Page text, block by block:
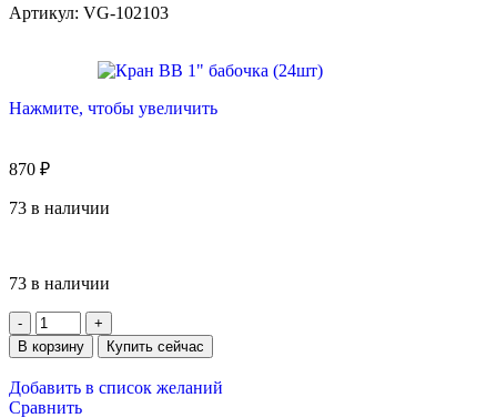
Артикул: VG-102103
Нажмите, чтобы увеличить
870 ₽
73 в наличии
73 в наличии
В корзину Купить сейчас
Добавить в список желаний
Сравнить